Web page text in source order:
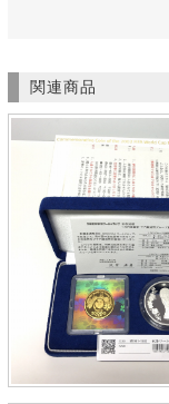
関連商品